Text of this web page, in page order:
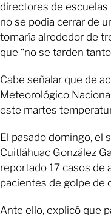
directores de
no se podía cerrar de
tomaría alrededor de
que “no se tarden
Cabe señalar que de
Meteorológico
este martes
El pasado domingo, el
Cuitláhuac González
reportado 17 casos de
pacientes de golpe de
Ante ello, explicó que